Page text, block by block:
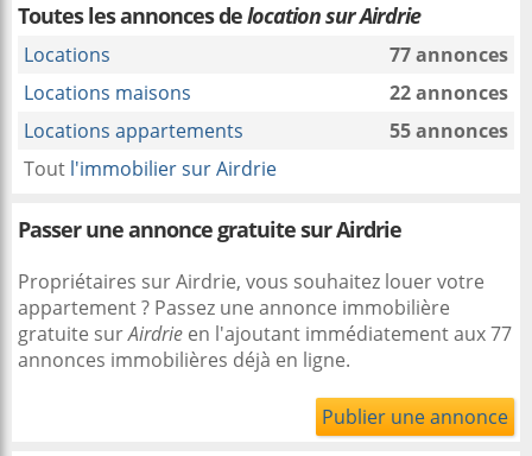
Toutes les annonces delocation sur Airdrie
Locations
77 annonces
Locations maisons
22 annonces
Locations appartements
55 annonces
Tout l'immobilier sur Airdrie
Passer une annonce gratuite sur Airdrie
Propriétaires sur Airdrie, vous souhaitez louer votre
appartement ? Passez une annonce immobilière
gratuite surAirdrie en l'ajoutant immédiatement aux 77
annonces immobilières déjà en ligne.
Publier une annonce